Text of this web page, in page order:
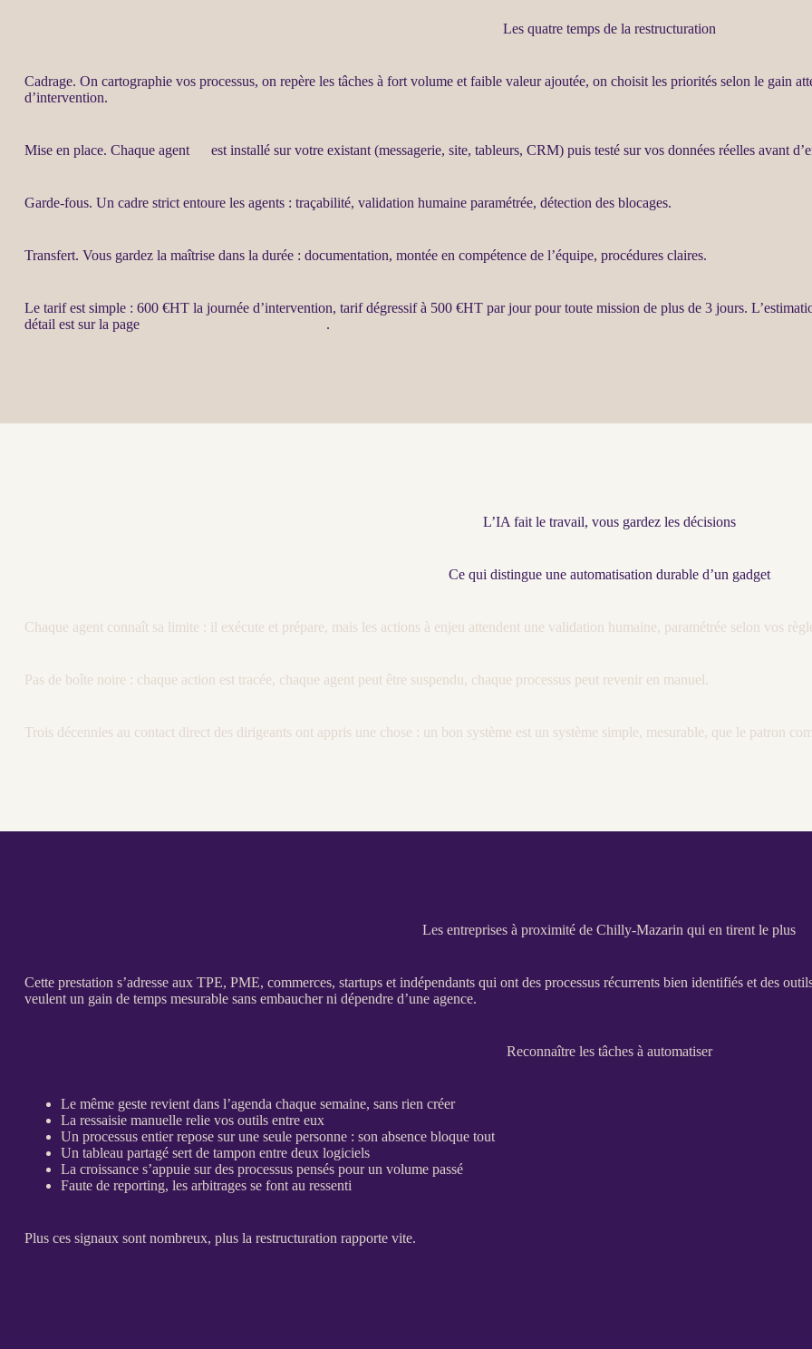
Les quatre temps de la restructuration
Cadrage. On cartographie vos processus, on repère les tâches à fort volume et faible valeur ajoutée, on choisit les priorités selon le gain
d’intervention.
Mise en place. Chaque agent est installé sur votre existant (messagerie, site, tableurs, CRM) puis testé sur vos données réelles avant
Garde-fous. Un cadre strict entoure les agents : traçabilité, validation humaine paramétrée, détection des blocages.
Transfert. Vous gardez la maîtrise dans la durée : documentation, montée en compétence de l’équipe, procédures claires.
Le tarif est simple : 600 €HT la journée d’intervention, tarif dégressif à 500 €HT par jour pour toute mission de plus de 3 jours.
détail est sur la page
.
L’IA fait le travail, vous gardez les décisions
Ce qui distingue une automatisation durable d’un gadget
Chaque agent connaît sa limite : il exécute et prépare, mais les actions à enjeu attendent une validation humaine, paramétrée selon vos
Pas de boîte noire : chaque action est tracée, chaque agent peut être suspendu, chaque processus peut revenir en manuel.
Trois décennies au contact direct des dirigeants ont appris une chose : un bon système est un système simple, mesurable, que le patron
Les entreprises à proximité de Chilly-Mazarin qui en tirent le plus
Cette prestation s’adresse aux TPE, PME, commerces, startups et indépendants qui ont des processus récurrents bien identifiés et des
veulent un gain de temps mesurable sans embaucher ni dépendre d’une agence.
Reconnaître les tâches à automatiser
Le même geste revient dans l’agenda chaque semaine, sans rien créer
La ressaisie manuelle relie vos outils entre eux
Un processus entier repose sur une seule personne : son absence bloque tout
Un tableau partagé sert de tampon entre deux logiciels
La croissance s’appuie sur des processus pensés pour un volume passé
Faute de reporting, les arbitrages se font au ressenti
Plus ces signaux sont nombreux, plus la restructuration rapporte vite.